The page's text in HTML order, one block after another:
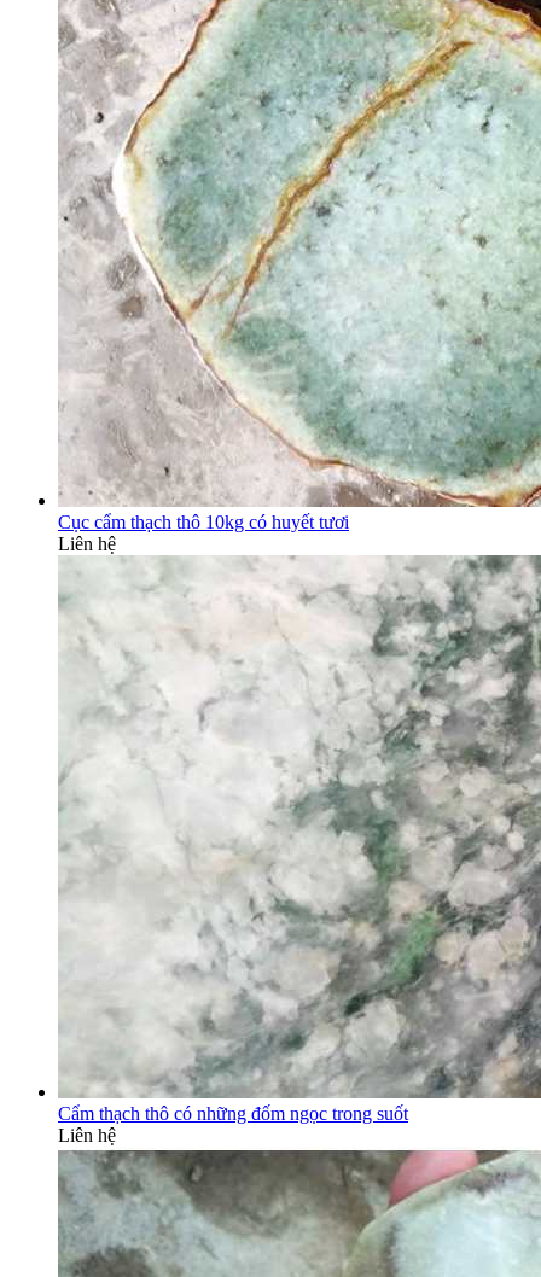
Cục cẩm thạch thô 10kg có huyết tươi
Liên hệ
Cẩm thạch thô có những đốm ngọc trong suốt
Liên hệ